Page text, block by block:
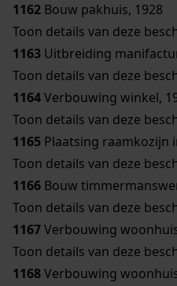
1162 Bouw pakhuis, 1928
Toon details van deze
1163 Uitbreiding
Toon details van deze
1164Verbouwing winkel,
Toon details van deze
1165 Plaatsing raamkozijn
Toon details van deze
1166 Bouw
Toon details van deze
1167Verbouwing
Toon details van deze
1168Verbouwing